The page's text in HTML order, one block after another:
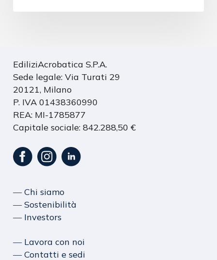
EdiliziAcrobatica S.P.A.
Sede legale: Via Turati 29
20121, Milano
P. IVA 01438360990
REA: MI-1785877
Capitale sociale: 842.288,50 €
― Chi siamo
― Sostenibilità
― Investors
― Lavora con noi
― Contatti e sedi